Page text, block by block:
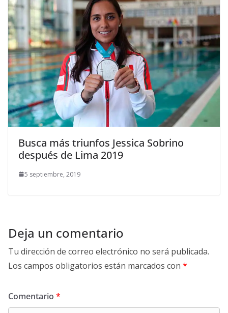
Busca más triunfos Jessica Sobrino
después de Lima 2019
5 septiembre, 2019
Deja un comentario
Tu dirección de correo electrónico no será publicada.
Los campos obligatorios están marcados con *
Comentario *